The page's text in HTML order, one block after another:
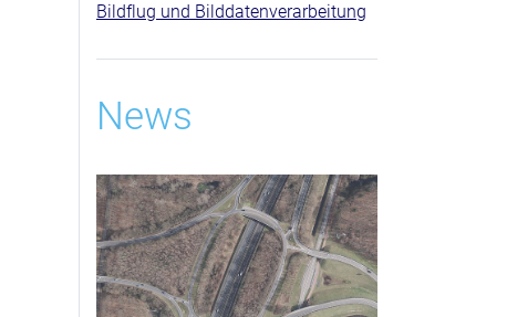
Bildflug und Bilddatenverarbeitung
News